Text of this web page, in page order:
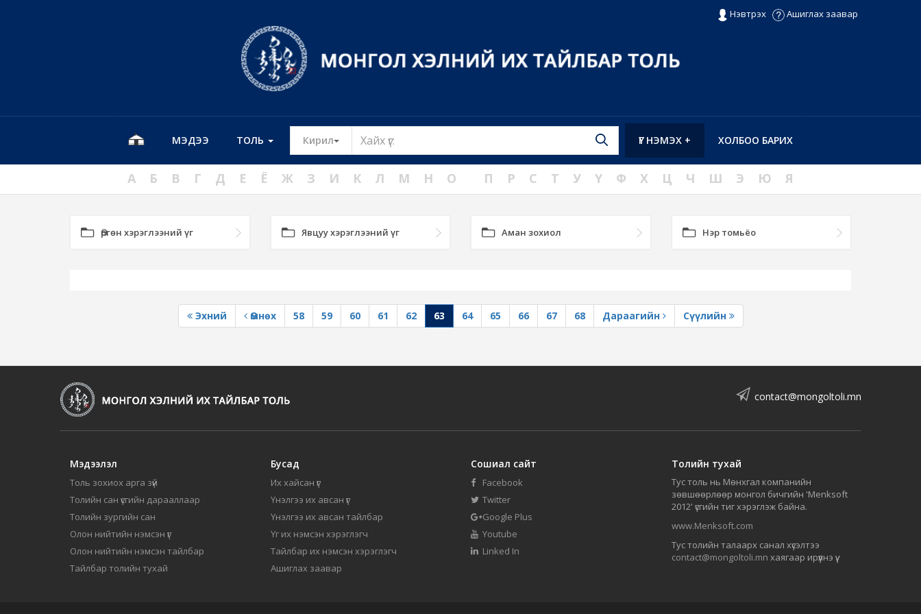
Нэвтрэх Ашиглах заавар
МЭДЭЭ ТОЛЬ Кирил Toggle Dropdown ХОЛБОО БАРИХ
ҮГ НЭМЭХ +
А Б В Г Д Е Ё Ж З И К Л М Н О П Р С Т У Ү Ф Х Ц Ч Ш Э Ю Я
Өргөн хэрэглээний үг Явцуу хэрэглээний үг Аман зохиол Нэр томьёо
Эхний Өмнөх 58 59 60 61 62 63 64 65 66 67 68 Дараагийн Сүүлийн
contact@mongoltoli.mn
Мэдээлэл
Толь зохиох арга зүй
Толийн сан үсгийн дарааллаар
Толийн зургийн сан
Олон нийтийн нэмсэн үг
Олон нийтийн нэмсэн тайлбар
Тайлбар толийн тухай
Бусад
Их хайсан үг
Үнэлгээ их авсан үг
Үнэлгээ их авсан тайлбар
Үг их нэмсэн хэрэглэгч
Тайлбар их нэмсэн хэрэглэгч
Ашиглах заавар
Сошиал сайт
Facebook
Twitter
Google Plus
Youtube
Linked In
Толийн тухай
Тус толь нь Мөнхгал компанийн
зөвшөөрлөөр монгол бичгийн 'Menksoft
2012' үсгийн тиг хэрэглэж байна.
www.Menksoft.com
Тус толийн талаарх санал хүсэлтээ
contact@mongoltoli.mn хаягаар ирүүлнэ үү.